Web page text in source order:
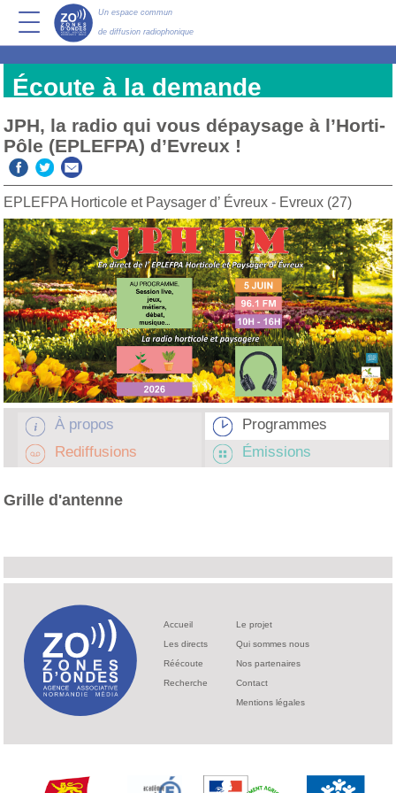
Un espace commun
de diffusion radiophonique
Écoute à la demande
JPH, la radio qui vous dépaysage à l’Horti-
Pôle (EPLEFPA) d’Evreux !
EPLEFPA Horticole et Paysager d’ Évreux - Evreux (27)
À propos
Programmes
Rediffusions
Émissions
Grille d'antenne
Accueil
Les directs
Réécoute
Recherche
Le projet
Qui sommes nous
Nos partenaires
Contact
Mentions légales